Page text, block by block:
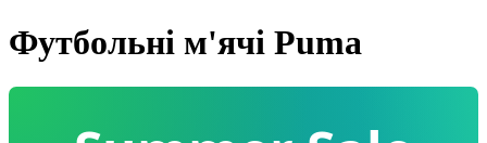
Футбольні м'ячі Puma